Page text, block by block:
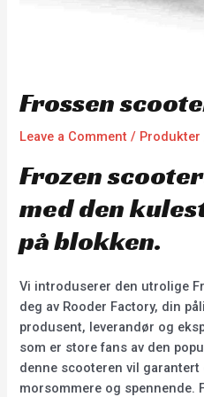
Frossen
Leave a Comment / Produkter
Frozen
med den
på blokken.
Vi introduserer den utrolige
deg av Rooder Factory, din
produsent, leverandør og
som er store fans av den
denne scooteren vil
morsommere og spennende.